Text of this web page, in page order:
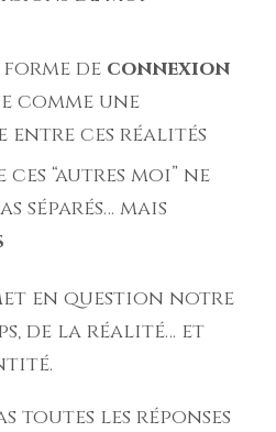
de connexion
comme une
entre ces réalités
“autres moi” ne
séparés… mais
en question notre
de la réalité… et
toutes les réponses